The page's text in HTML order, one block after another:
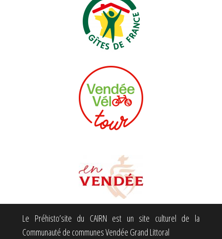
Le Préhisto’site du CAIRN est un site culturel de la
Communauté de communes Vendée Grand Littoral